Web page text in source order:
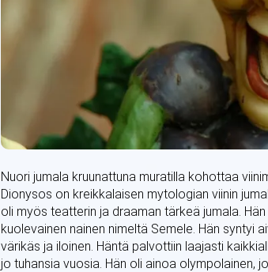
Nuori jumala kruunattuna muratilla kohottaa
Dionysos on kreikkalaisen mytologian viinin
oli myös teatterin ja draaman tärkeä jumala.
kuolevainen nainen nimeltä Semele. Hän syntyi
värikäs ja iloinen. Häntä palvottiin laajasti
jo tuhansia vuosia. Hän oli ainoa olympolainen,